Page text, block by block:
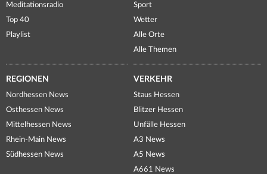
Meditationsradio
Top 40
Playlist
Sport
Wetter
Alle Orte
Alle Themen
REGIONEN
Nordhessen News
Osthessen News
Mittelhessen News
Rhein-Main News
Südhessen News
VERKEHR
Staus Hessen
Blitzer Hessen
Unfälle Hessen
A3 News
A5 News
A661 News